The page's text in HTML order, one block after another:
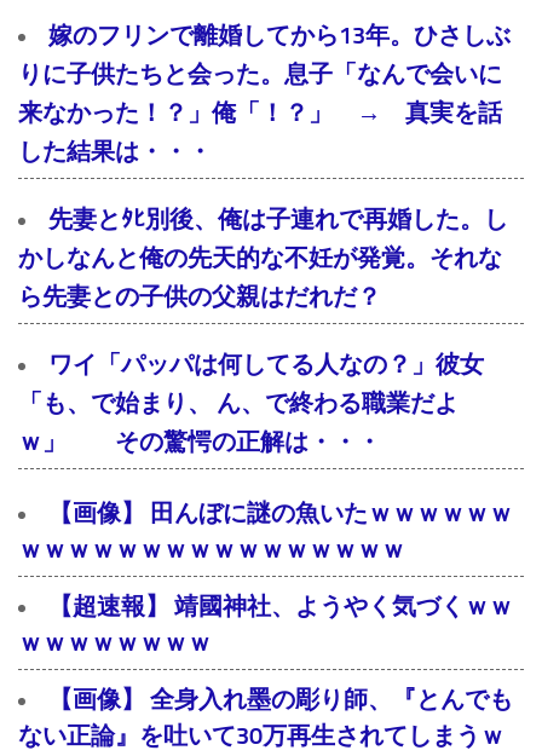
嫁のフリンで離婚してから13年。ひさしぶ
りに子供たちと会った。息子「なんで会いに
来なかった！？」俺「！？」 → 真実を話
した結果は・・・
先妻とﾀﾋ別後、俺は子連れで再婚した。し
かしなんと俺の先天的な不妊が発覚。それな
ら先妻との子供の父親はだれだ？
ワイ「パッパは何してる人なの？」彼女
「も、で始まり、 ん、で終わる職業だよ
ｗ」 その驚愕の正解は・・・
【画像】 田んぼに謎の魚いたｗｗｗｗｗｗ
ｗｗｗｗｗｗｗｗｗｗｗｗｗｗｗｗ
【超速報】 靖國神社、ようやく気づくｗｗ
ｗｗｗｗｗｗｗｗ
【画像】 全身入れ墨の彫り師、『とんでも
ない正論』を吐いて30万再生されてしまうｗ